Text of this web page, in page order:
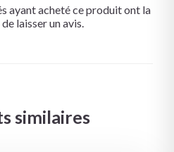
ayant acheté ce produit ont la
laisser un avis.
similaires